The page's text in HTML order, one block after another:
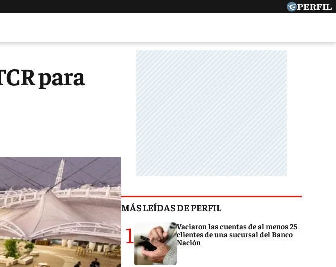
para
MÁS LEÍDAS DE PERFIL
1
Vaciaron las cuentas de al menos 25
clientes de una sucursal del Banco
Nación